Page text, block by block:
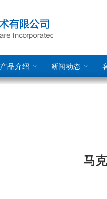
产品介绍 新闻动态
马